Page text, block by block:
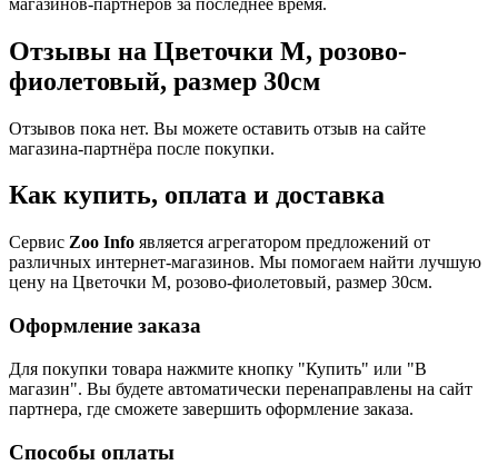
Отзывы на Цветочки M, розово-
фиолетовый, размер 30см
Отзывов пока нет. Вы можете оставить отзыв на сайте
магазина-партнёра после покупки.
Как купить, оплата и доставка
Сервис Zoo Info является агрегатором предложений от
различных интернет-магазинов. Мы помогаем найти лучшую
цену на Цветочки M, розово-фиолетовый, размер 30см.
Оформление заказа
Для покупки товара нажмите кнопку "Купить" или "В
магазин". Вы будете автоматически перенаправлены на сайт
партнера, где сможете завершить оформление заказа.
Способы оплаты